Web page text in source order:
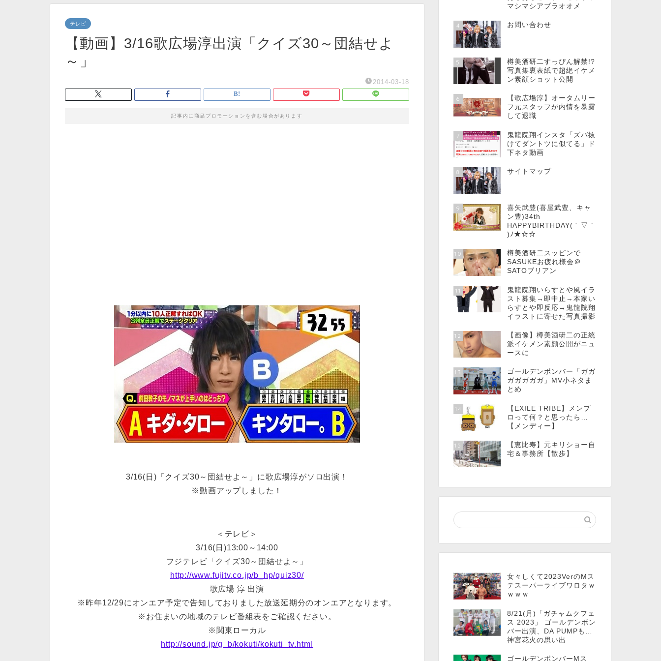
テレビ
【動画】3/16歌広場淳出演「クイズ30～団結せよ
～」
2014-03-18
記事内に商品プロモーションを含む場合があります
3/16(日)「クイズ30～団結せよ～」に歌広場淳がソロ出演！
※動画アップしました！
＜テレビ＞
3/16(日)13:00～14:00
フジテレビ「クイズ30～団結せよ～」
http://www.fujitv.co.jp/b_hp/quiz30/
歌広場 淳 出演
※昨年12/29にオンエア予定で告知しておりました放送延期分のオンエアとなります。
※お住まいの地域のテレビ番組表をご確認ください。
※関東ローカル
http://sound.jp/g_b/kokuti/kokuti_tv.html
マシマシアブラオオメ
4 お問い合わせ
5
樽美酒研二すっぴん解禁!?
写真集裏表紙で超絶イケメ
ン素顔ショット公開
6
【歌広場淳】オータムリー
フ元スタッフが内情を暴露
して退職
7
鬼龍院翔インスタ「ズバ抜
けてダントツに似てる」ド
下ネタ動画
8 サイトマップ
9
喜矢武豊(喜屋武豊、キャ
ン豊)34th
HAPPYBIRTHDAY( ´ ▽ `
)ﾉ★☆☆
10
樽美酒研二スッピンで
SASUKEお疲れ様会＠
SATOブリアン
11
鬼龍院翔いらすとや風イラ
スト募集→即中止→本家い
らすとや即反応→鬼龍院翔
イラストに寄せた写真撮影
12
【画像】樽美酒研二の正統
派イケメン素顔公開がニュ
ースに
13
ゴールデンボンバー「ガガ
ガガガガガ」MV小ネタま
とめ
14
【EXILE TRIBE】メンプ
ロって何？と思ったら…
【メンディー】
15
【恵比寿】元キリショー自
宅＆事務所【散歩】
女々しくて2023VerのMス
テスーパーライブワロタｗ
ｗｗｗ
8/21(月)「ガチャムクフェ
ス 2023」 ゴールデンボン
バー出演、DA PUMPも…
神宮花火の思い出
ゴールデンボンバーMス